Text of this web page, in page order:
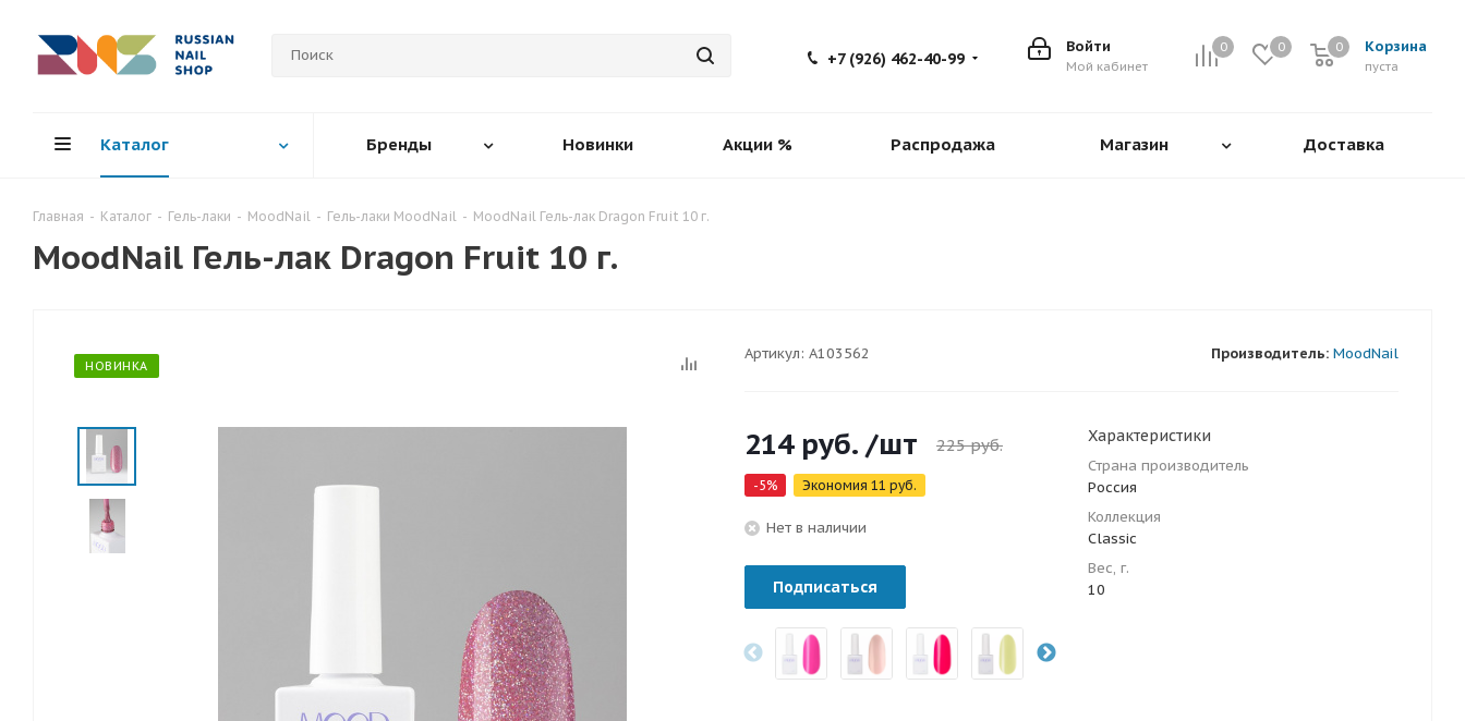
0 0 Корзина
0
пуста
0
Войти
Мой кабинет
+7 (926) 462-40-99
Каталог Бренды Новинки Акции % Распродажа Магазин Доставка
Главная - Каталог - Гель-лаки - MoodNail - Гель-лаки MoodNail - MoodNail Гель-лак Dragon Fruit 10 г.
MoodNail Гель-лак Dragon Fruit 10 г.
НОВИНКА
Артикул: A103562 Производитель: MoodNail
214руб. /шт 225руб.
-5% Экономия 11 руб.
Нет в наличии
Подписаться
Характеристики
Страна производитель
Россия
Коллекция
Сlassic
Вес, г.
10